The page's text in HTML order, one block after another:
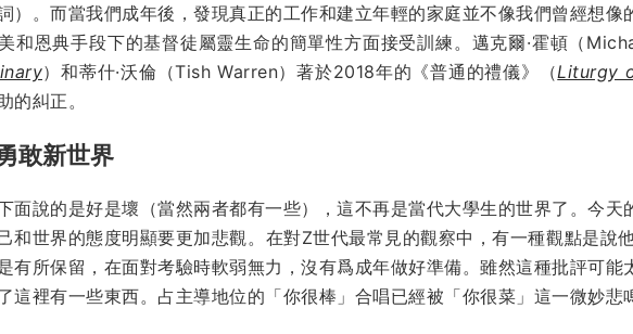
）。而當我們成年後，發現真正的工作和建立年輕的家庭並不像我們曾經想像
和恩典手段下的基督徒屬靈生命的簡單性方面接受訓練。 邁克爾·霍頓（
）和蒂什·沃倫（Tish Warren）著於2018年的《普通的禮儀》（Liturgy
的糾正。
敢新世界
面說的是好是壞（當然兩者都有一些），這不再是當代大學生的世界了。今天
和世界的態度明顯要更加悲觀。在對Z世代最常見的觀察中，有一種觀點是說
有所保留，在面對考驗時軟弱無力，沒有爲成年做好準備。雖然這種批評可能
這裡有一些東西。占主導地位的「你很棒」合唱已經被「你很菜」這一微妙悲